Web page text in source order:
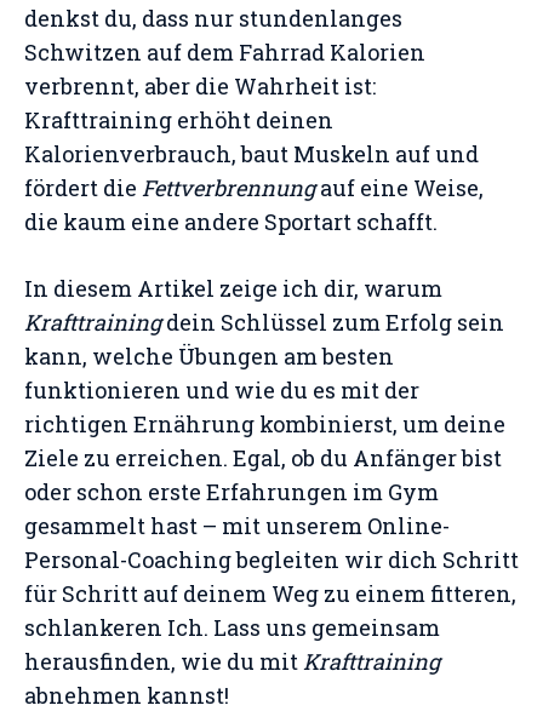
denkst du, dass nur stundenlanges
Schwitzen auf dem Fahrrad Kalorien
verbrennt, aber die Wahrheit ist:
Krafttraining erhöht deinen
Kalorienverbrauch, baut Muskeln auf und
fördert die Fettverbrennungauf eine Weise,
die kaum eine andere Sportart schafft.
In diesem Artikel zeige ich dir, warum
Krafttrainingdein Schlüssel zum Erfolg sein
kann, welche Übungen am besten
funktionieren und wie du es mit der
richtigen Ernährung kombinierst, um deine
Ziele zu erreichen. Egal, ob du Anfänger bist
oder schon erste Erfahrungen im Gym
gesammelt hast – mit unserem Online-
Personal-Coaching begleiten wir dich Schritt
für Schritt auf deinem Weg zu einem fitteren,
schlankeren Ich. Lass uns gemeinsam
herausfinden, wie du mitKrafttraining
abnehmen kannst!